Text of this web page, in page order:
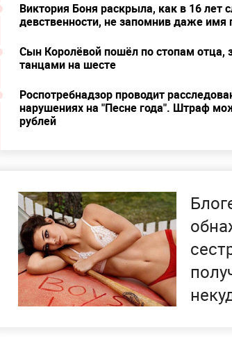
Виктория Боня раскрыла, как в 16 лет
девственности, не запомнив даже имя
Сын Королёвой пошёл по стопам отца,
танцами на шесте
Роспотребнадзор проводит
нарушениях на "Песне года". Штраф
рублей